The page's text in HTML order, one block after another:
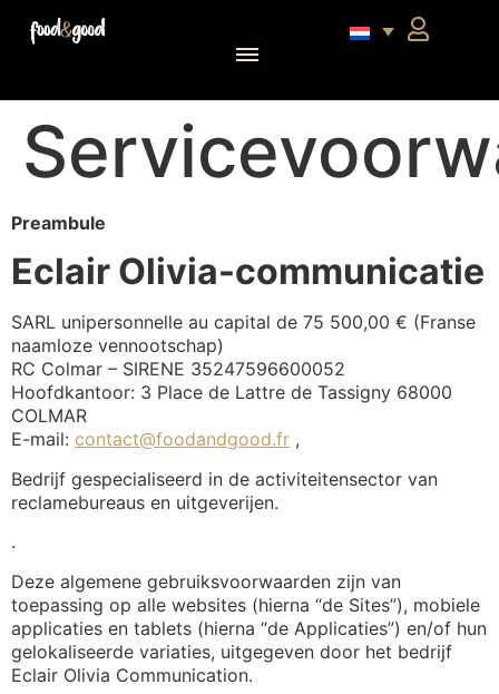
Preambule
Eclair Olivia-communicatie
SARL unipersonnelle au capital de 75 500,00 € (Franse
naamloze vennootschap)
RC Colmar – SIRENE 35247596600052
Hoofdkantoor: 3 Place de Lattre de Tassigny 68000
COLMAR
E-mail: contact@foodandgood.fr ,
Bedrijf gespecialiseerd in de activiteitensector van
reclamebureaus en uitgeverijen.
.
Deze algemene gebruiksvoorwaarden zijn van
toepassing op alle websites (hierna “de Sites”), mobiele
applicaties en tablets (hierna “de Applicaties”) en/of hun
gelokaliseerde variaties, uitgegeven door het bedrijf
Eclair Olivia Communication.